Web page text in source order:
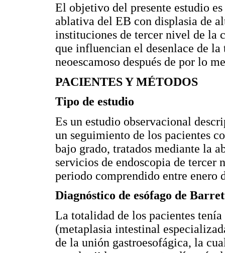
El objetivo del presente estudio
ablativa del EB con displasia de
instituciones de tercer nivel de la
que influencian el desenlace de
neoescamoso después de por lo
PACIENTES Y MÉTODOS
Tipo de estudio
Es un estudio observacional
un seguimiento de los pacientes
bajo grado, tratados mediante la
servicios de endoscopia de
periodo comprendido entre enero
Diagnóstico de esófago de
La totalidad de los pacientes
(metaplasia intestinal
de la unión gastroesofágica, la